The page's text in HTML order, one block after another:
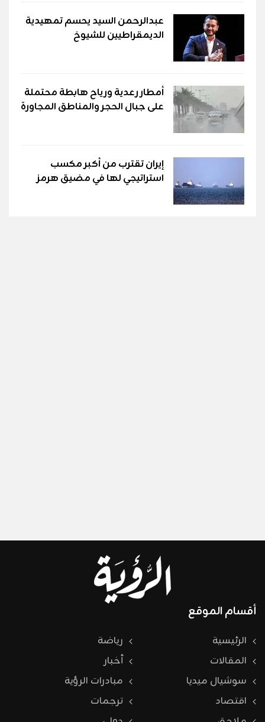
عبدالرحمن السيد يحسم تمهيدية
الديمقراطيين للشيوخ
أمطار رعدية ورياح هابطة محتملة
على جبال الحجر والمناطق المجاورة
إيران تقترب من أكبر مكسب
استراتيجي لها في مضيق هرمز
أقسام الموقع
الرئيسية
رياضة
المقالات
أخبار
سوشيال ميديا
مبادرات الرؤية
اقتصاد
ترجمات